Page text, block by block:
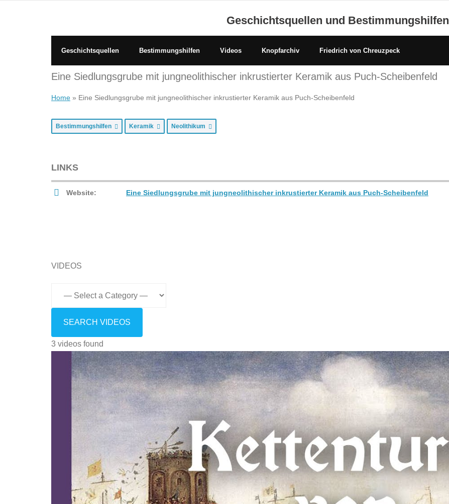
Geschichtsquellen und Bestimmungshilfen
Geschichtsquellen Bestimmungshilfen Videos Knopfarchiv Friedrich von Chreuzpeck
Eine Siedlungsgrube mit jungneolithischer inkrustierter Keramik aus Puch-Scheibenfeld
Home » Eine Siedlungsgrube mit jungneolithischer inkrustierter Keramik aus Puch-Scheibenfeld
Bestimmungshilfen Keramik Neolithikum
LINKS
Website: Eine Siedlungsgrube mit jungneolithischer inkrustierter Keramik aus Puch-Scheibenfeld
VIDEOS
3 videos found